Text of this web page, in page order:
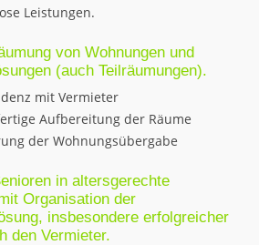
Leistungen.
von Wohnungen und
(auch Teilräumungen).
mit Vermieter
Aufbereitung der Räume
der Wohnungsübergabe
in altersgerechte
Organisation der
insbesondere erfolgreicher
den Vermieter.